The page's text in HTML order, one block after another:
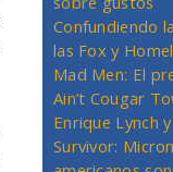
Confundiendo
las Fox y
Mad Men: El
Ain’t Cougar
Enrique Lynch
Survivor: